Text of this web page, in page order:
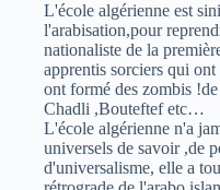
L'école algérienne est
l'arabisation,pour
nationaliste de la
apprentis sorciers qui
ont formé des zombis
Chadli ,Bouteftef etc…
L'école algérienne n'a
universels de savoir ,de
d'universalisme, elle a